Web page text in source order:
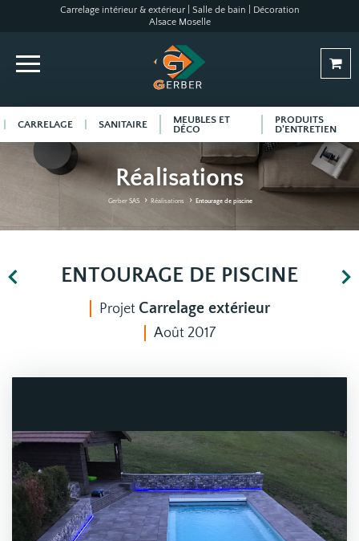
Carrelage intérieur & extérieur | Salle de bain | Décoration
Alsace Moselle
CARRELAGE SANITAIRE
MEUBLES ET
DÉCO
PRODUITS
D'ENTRETIEN
Réalisations
Gerber SAS Réalisations Entourage de piscine
ENTOURAGE DE PISCINE
Projet Carrelage extérieur
Août 2017